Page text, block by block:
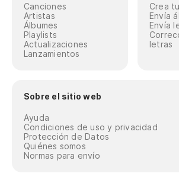
Canciones
Artistas
Álbumes
Playlists
Actualizaciones
Lanzamientos
Crea
Envía
Envía
letras
Sobre el sitio web
Ayuda
Condiciones de uso y privacidad
Protección de Datos
Quiénes somos
Normas para envío